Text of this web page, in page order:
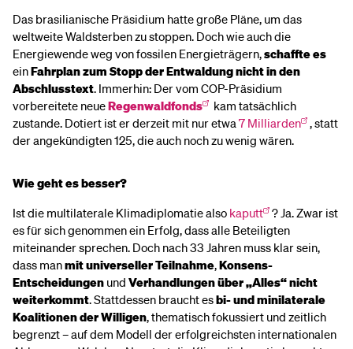
Das brasilianische Präsidium hatte große Pläne, um das
weltweite Waldsterben zu stoppen. Doch wie auch die
Energiewende weg von fossilen Energieträgern,schafftees
einFahrplan zum Stopp der Entwaldung nicht in den
Abschlusstext. Immerhin: Der vom COP-Präsidium
vorbereitete neueRegenwaldfonds
kam tatsächlich
zustande. Dotiert ist er derzeit mit nur etwa7 Milliarden , statt
der angekündigten 125, die auch noch zu wenig wären.
Wie geht es besser?
Ist die multilaterale Klimadiplomatie also kaputt ? Ja. Zwar ist
es für sich genommen ein Erfolg, dass alle Beteiligten
miteinander sprechen. Doch nach 33 Jahren muss klar sein,
dass manmituniverseller Teilnahme,Konsens-
Entscheidungen und Verhandlungen über „Alles“nicht
weiterkommt. Stattdessen braucht esbi- und minilaterale
Koalitionen der Willigen, thematisch fokussiert und zeitlich
begrenzt – auf dem Modell der erfolgreichsten internationalen